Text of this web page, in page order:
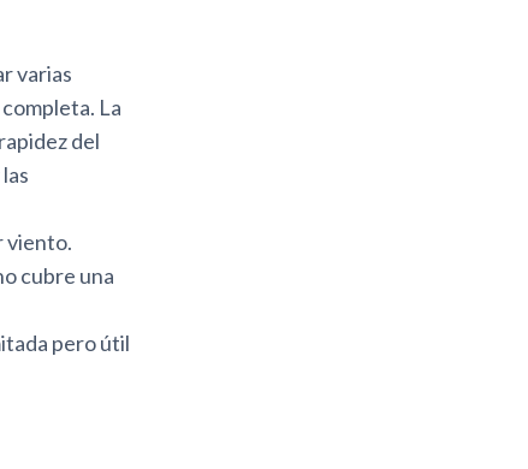
varias
completa. La
del
viento.
cubre una
pero útil